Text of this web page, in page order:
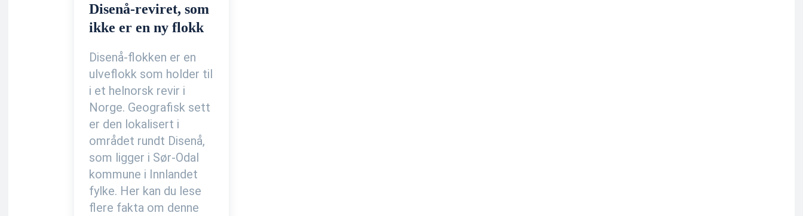
Disenå-reviret, som
ikke er en ny flokk
Disenå-flokken er en
ulveflokk som holder til
i et helnorsk revir i
Norge. Geografisk sett
er den lokalisert i
området rundt Disenå,
som ligger i Sør-Odal
kommune i Innlandet
fylke. Her kan du lese
flere fakta om denne